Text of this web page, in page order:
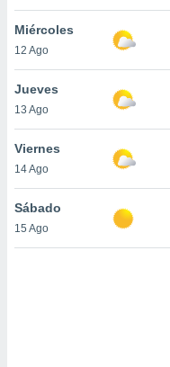
sitio
En
sean
el sitio
ni para
o
Miércoles
12 Ago
Jueves
13 Ago
Viernes
14 Ago
Sábado
15 Ago